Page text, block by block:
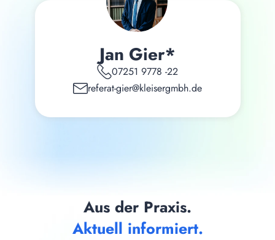
Jan Gier*
07251 9778 -22
referat-gier@kleisergmbh.de
Aus der Praxis.
Aktuell informiert.